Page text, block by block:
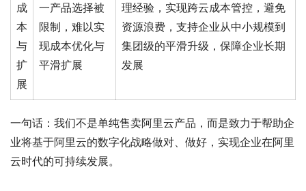
成
本
与
扩
展
一产品选择被
限制，难以实
现成本优化与
平滑扩展
理经验，实现跨云成本管控，避免
资源浪费，支持企业从中小规模到
集团级的平滑升级，保障企业长期
发展
一句话：我们不是单纯售卖阿里云产品，而是致力于帮助企
业将基于阿里云的数字化战略做对、做好，实现企业在阿里
云时代的可持续发展。